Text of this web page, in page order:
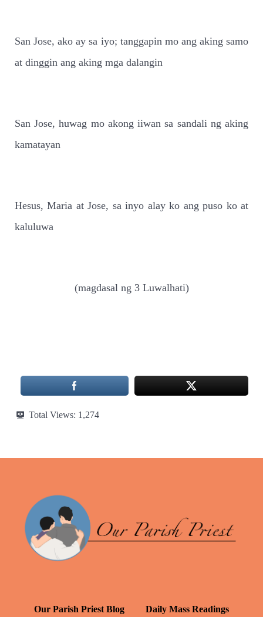
San Jose, ako ay sa iyo; tanggapin mo ang aking samo
at dinggin ang aking mga dalangin
San Jose, huwag mo akong iiwan sa sandali ng aking
kamatayan
Hesus, Maria at Jose, sa inyo alay ko ang puso ko at
kaluluwa
(magdasal ng 3 Luwalhati)
Total Views: 1,274
Our Parish Priest Blog Daily Mass Readings